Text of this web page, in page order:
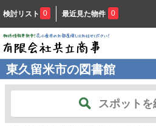
検討リスト 0 最近見た物件 0
東久留米市の図書館
スポット